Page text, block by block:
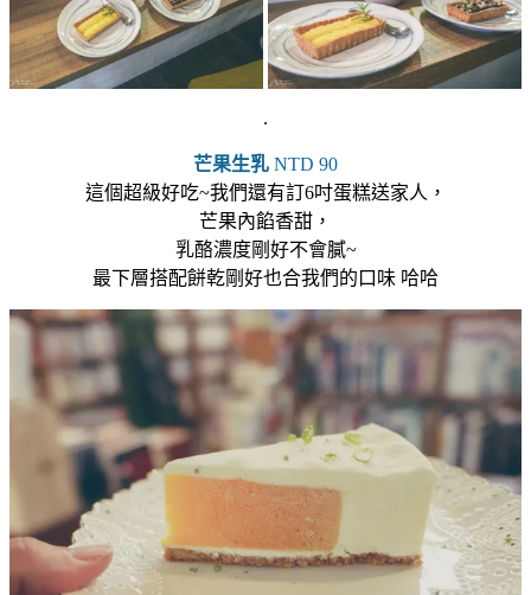
.
芒果生乳 NTD 90
這個超級好吃~我們還有訂6吋蛋糕送家人，
芒果內餡香甜，
乳酪濃度剛好不會膩~
最下層搭配餅乾剛好也合我們的口味 哈哈